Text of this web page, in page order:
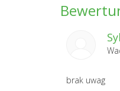
brak uwag